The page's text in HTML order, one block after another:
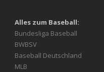
Alles zum Baseball:
Bundesliga Baseball
BWBSV
Baseball Deutschland
MLB